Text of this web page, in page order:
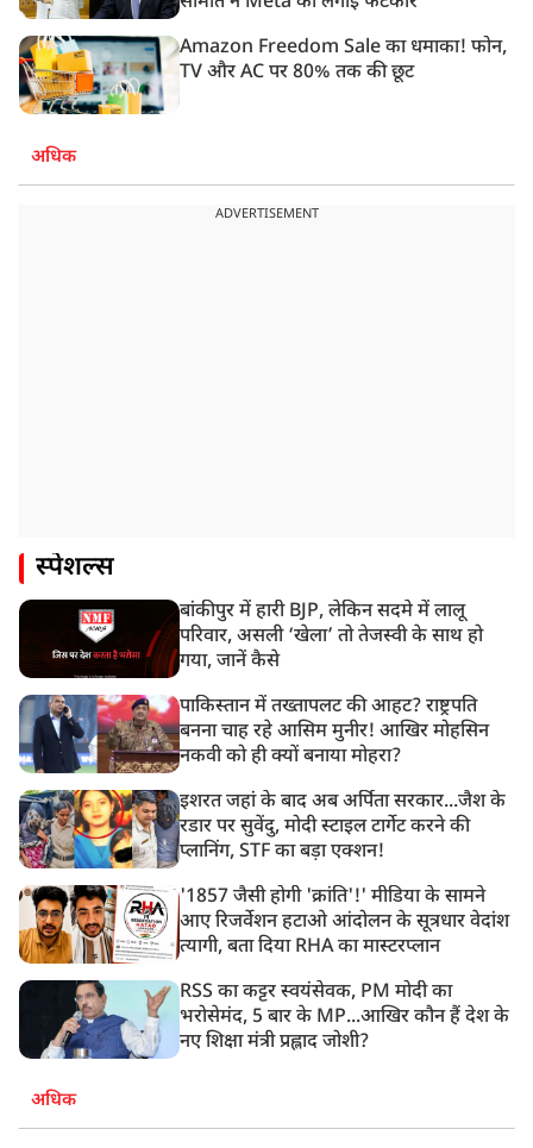
Amazon Freedom Sale का धमाका! फोन,
TV और AC पर 80% तक की छूट
अधिक
ADVERTISEMENT
स्पेशल्स
बांकीपुर में हारी BJP, लेकिन सदमे में लालू
परिवार, असली ‘खेला’ तो तेजस्वी के साथ हो
गया, जानें कैसे
पाकिस्तान में तख्तापलट की आहट? राष्ट्रपति
बनना चाह रहे आसिम मुनीर! आखिर मोहसिन
नकवी को ही क्यों बनाया मोहरा?
इशरत जहां के बाद अब अर्पिता सरकार...जैश के
रडार पर सुवेंदु, मोदी स्टाइल टार्गेट करने की
प्लानिंग, STF का बड़ा एक्शन!
'1857 जैसी होगी 'क्रांति'!' मीडिया के सामने
आए रिजर्वेशन हटाओ आंदोलन के सूत्रधार वेदांश
त्यागी, बता दिया RHA का मास्टरप्लान
RSS का कट्टर स्वयंसेवक, PM मोदी का
भरोसेमंद, 5 बार के MP...आखिर कौन हैं देश के
नए शिक्षा मंत्री प्रह्लाद जोशी?
अधिक